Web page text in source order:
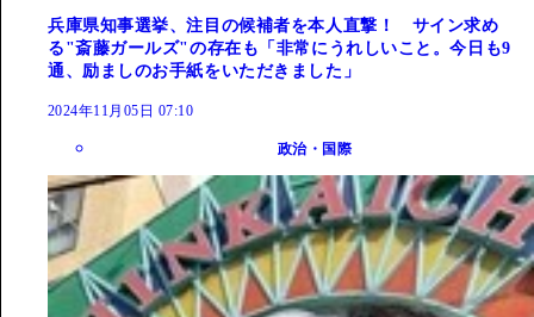
兵庫県知事選挙、注目の候補者を本人直撃！ サイン求め
る"斎藤ガールズ"の存在も「非常にうれしいこと。今日も9
通、励ましのお手紙をいただきました」
2024年11月05日 07:10
政治・国際